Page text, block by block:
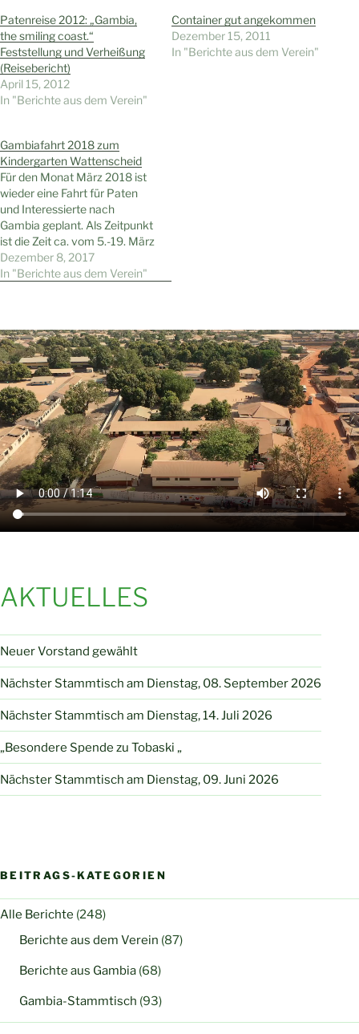
Patenreise 2012: „Gambia,
the smiling coast.“
Feststellung und Verheißung
(Reisebericht)
April 15, 2012
In "Berichte aus dem Verein"
Container gut angekommen
Dezember 15, 2011
In "Berichte aus dem Verein"
Gambiafahrt 2018 zum
Kindergarten Wattenscheid
Für den Monat März 2018 ist
wieder eine Fahrt für Paten
und Interessierte nach
Gambia geplant. Als Zeitpunkt
ist die Zeit ca. vom 5.-19. März
2018 geplant (2.+ 3. Woche
März). Der genaue Termin
ÜF) belaufen sich z.Zt. auf…
Dezember 8, 2017
In "Berichte aus dem Verein"
AKTUELLES
Neuer Vorstand gewählt
Nächster Stammtisch am Dienstag, 08. September 2026
Nächster Stammtisch am Dienstag, 14. Juli 2026
„Besondere Spende zu Tobaski „
Nächster Stammtisch am Dienstag, 09. Juni 2026
BEITRAGS-KATEGORIEN
Alle Berichte (248)
Berichte aus dem Verein (87)
Berichte aus Gambia (68)
Gambia-Stammtisch (93)